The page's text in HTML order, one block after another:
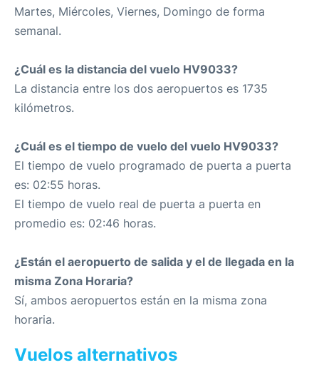
Martes, Miércoles, Viernes, Domingo de forma
semanal.
¿Cuál es la distancia del vuelo HV9033?
La distancia entre los dos aeropuertos es 1735
kilómetros.
¿Cuál es el tiempo de vuelo del vuelo HV9033?
El tiempo de vuelo programado de puerta a puerta
es: 02:55 horas.
El tiempo de vuelo real de puerta a puerta en
promedio es: 02:46 horas.
¿Están el aeropuerto de salida y el de llegada en la
misma Zona Horaria?
Sí, ambos aeropuertos están en la misma zona
horaria.
Vuelos alternativos